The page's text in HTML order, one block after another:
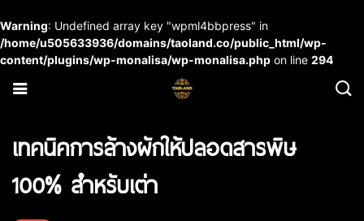
Warning: Undefined array key "wpml4bbpress" in
/home/u505633936/domains/taoland.co/public_html/wp-
content/plugins/wp-monalisa/wp-monalisa.php on line 294
เทคนิคการล้างผักให้ปลอดสารพิษ
100% สำหรับเต่า